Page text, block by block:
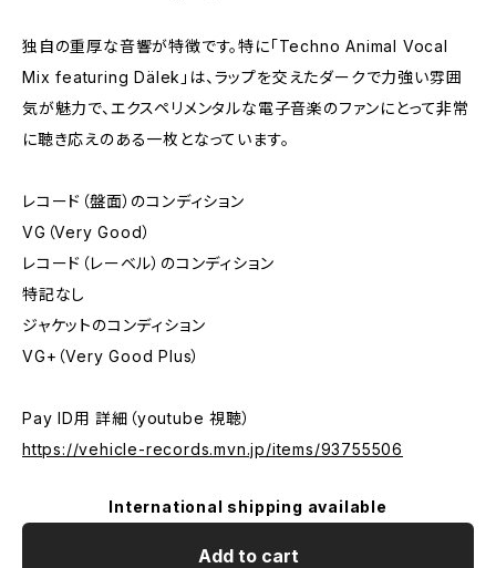
独自の重厚な音響が特徴です。特に「Techno Animal Vocal
Mix featuring Dälek」は、ラップを交えたダークで力強い雰囲
気が魅力で、エクスペリメンタルな電子音楽のファンにとって非常
に聴き応えのある一枚となっています。
レコード（盤面）のコンディション
VG（Very Good）
レコード（レーベル）のコンディション
特記なし
ジャケットのコンディション
VG+（Very Good Plus）
Pay ID用 詳細（youtube 視聴）
https://vehicle-records.mvn.jp/items/93755506
International shipping available
Add to cart